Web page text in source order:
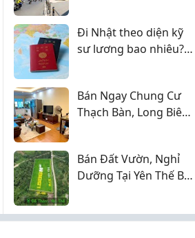
Đi Nhật theo diện kỹ
sư lương bao nhiêu?
thay đổi?
Bán Ngay Chung Cư
Thạch Bàn, Long Biên
Bán Đất Vườn, Nghỉ
Dưỡng Tại Yên Thế Bắc